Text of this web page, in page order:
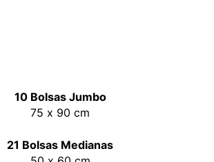
Medio
10 Bolsas Jumbo
75 x 90 cm
21 Bolsas Medianas